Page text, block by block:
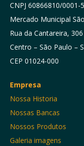
CNPJ 60866810/0001-
Mercado Municipal
Rua da Cantareira, 306
Centro – São Paulo –
CEP 01024-000
Empresa
Nossa Historia
Nossas Bancas
Nossos Produtos
Galeria imagens